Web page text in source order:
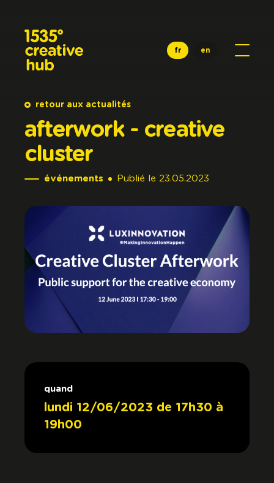
fr en
retour aux actualités
afterwork - creative
cluster
événements Publié le 23.05.2023
quand
lundi 12/06/2023 de 17h30 à
19h00